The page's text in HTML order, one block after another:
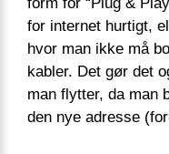
for internet hurtigt,
hvor man ikke må
kabler. Det gør det
man flytter, da man
den nye adresse